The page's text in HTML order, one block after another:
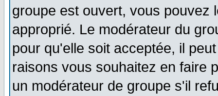
groupe est ouvert, vous pouvez
approprié. Le modérateur du
pour qu'elle soit acceptée, il
raisons vous souhaitez en faire
un modérateur de groupe s'il